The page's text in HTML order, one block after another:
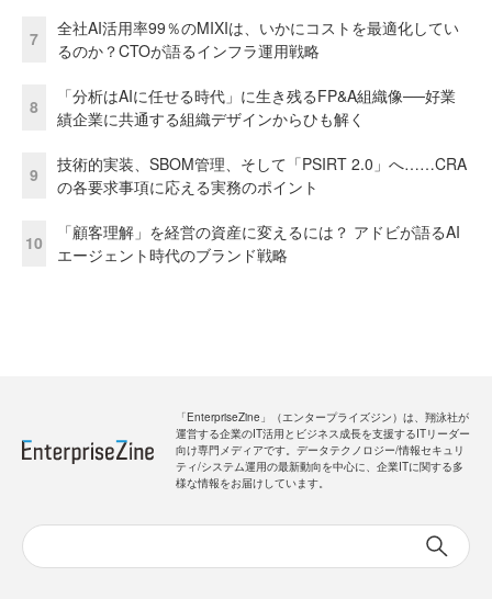
7
全社AI活用率99％のMIXIは、いかにコストを最適化してい
るのか？CTOが語るインフラ運用戦略
8
「分析はAIに任せる時代」に生き残るFP&A組織像──好業
績企業に共通する組織デザインからひも解く
9
技術的実装、SBOM管理、そして「PSIRT 2.0」へ……CRA
の各要求事項に応える実務のポイント
10
「顧客理解」を経営の資産に変えるには？ アドビが語るAI
エージェント時代のブランド戦略
「EnterpriseZine」（エンタープライズジン）は、翔泳社が
運営する企業のIT活用とビジネス成長を支援するITリーダー
向け専門メディアです。データテクノロジー/情報セキュリ
ティ/システム運用の最新動向を中心に、企業ITに関する多
様な情報をお届けしています。